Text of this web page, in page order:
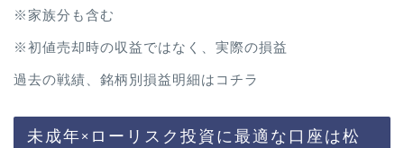
※家族分も含む
※初値売却時の収益ではなく、実際の損益
過去の戦績、銘柄別損益明細は コチラ
未成年×ローリスク投資に最適な口座は松